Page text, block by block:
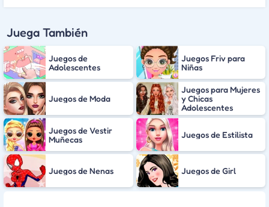
Juega También
Juegos de
Adolescentes
Juegos Friv para
Niñas
Juegos de Moda
Juegos para Mujeres
y Chicas
Adolescentes
Juegos de Vestir
Muñecas
Juegos de Estilista
Juegos de Nenas Juegos de Girl